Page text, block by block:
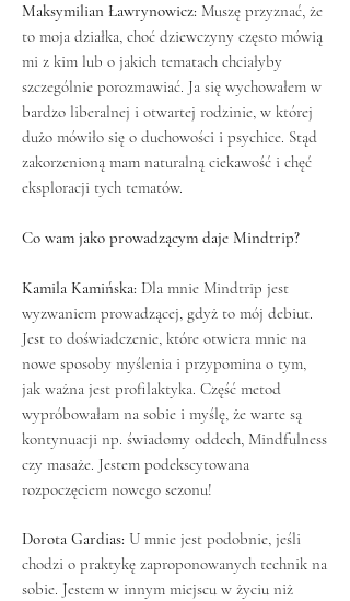
Maksymilian Ławrynowicz: Muszę przyznać, że
to moja działka, choć dziewczyny często mówią
mi z kim lub o jakich tematach chciałyby
szczególnie porozmawiać. Ja się wychowałem w
bardzo liberalnej i otwartej rodzinie, w której
dużo mówiło się o duchowości i psychice. Stąd
zakorzenioną mam naturalną ciekawość i chęć
eksploracji tych tematów.
Co wam jako prowadzącym daje Mindtrip?
Kamila Kamińska: Dla mnie Mindtrip jest
wyzwaniem prowadzącej, gdyż to mój debiut.
Jest to doświadczenie, które otwiera mnie na
nowe sposoby myślenia i przypomina o tym,
jak ważna jest profilaktyka. Część metod
wypróbowałam na sobie i myślę, że warte są
kontynuacji np. świadomy oddech, Mindfulness
czy masaże. Jestem podekscytowana
rozpoczęciem nowego sezonu!
Dorota Gardias: U mnie jest podobnie, jeśli
chodzi o praktykę zaproponowanych technik na
sobie. Jestem w innym miejscu w życiu niż